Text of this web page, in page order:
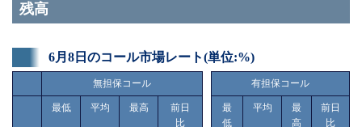
残高
6月8日のコール市場レート(単位:%)
無担保コール
最低 平均 最高
前日
比
有担保コール
最
低
平均
最
高
前日
比